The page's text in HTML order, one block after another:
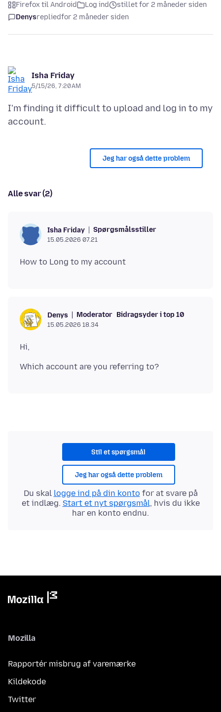
Firefox til Android Log ind
stillet for 2 måneder siden
Denysrepliedfor 2 måneder siden
Isha Friday
5/15/26, 7:20 AM
I'm finding it difficult to upload and log in to my
Jeg har også dette problem
Alle svar (2)
Isha Friday Spørgsmålsstiller
15.05.2026 07.21
Denys Moderator Bidragsyder i top 10
15.05.2026 18.34
Stil et spørgsmål
Jeg har også dette problem
Du skal logge ind på din konto for at svare på
et indlæg. Start et nyt spørgsmål, hvis du ikke
har en konto endnu.
Mozilla
Rapportér misbrug af varemærke
Kildekode
Twitter